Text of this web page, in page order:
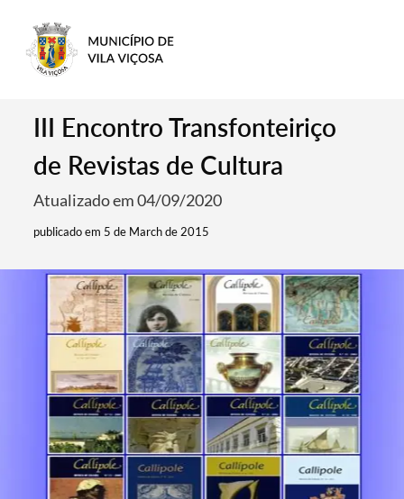
III Encontro Transfonteiriço
de Revistas de Cultura
Atualizado em 04/09/2020
publicado em 5 de March de 2015